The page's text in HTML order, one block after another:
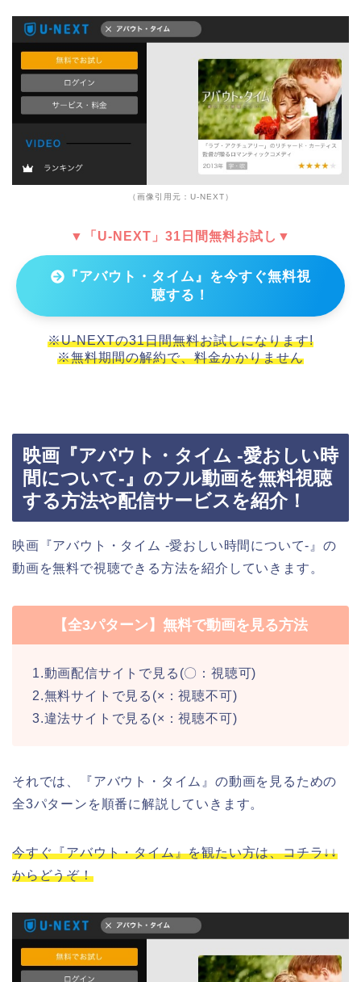
（画像引用元：U-NEXT）
▼「U-NEXT」31日間無料お試し▼
『アバウト・タイム』を今すぐ無料視
聴する！
※U-NEXTの31日間無料お試しになります!
※無料期間の解約で、料金かかりません
映画『アバウト・タイム -愛おしい時
間について-』のフル動画を無料視聴
する方法や配信サービスを紹介！
映画『アバウト・タイム -愛おしい時間について-』の
動画を無料で視聴できる方法を紹介していきます。
【全3パターン】無料で動画を見る方法
1.動画配信サイトで見る(〇：視聴可)
2.無料サイトで見る(×：視聴不可)
3.違法サイトで見る(×：視聴不可)
それでは、『アバウト・タイム』の動画を見るための
全3パターンを順番に解説していきます。
今すぐ『アバウト・タイム』を観たい方は、コチラ↓↓
からどうぞ！